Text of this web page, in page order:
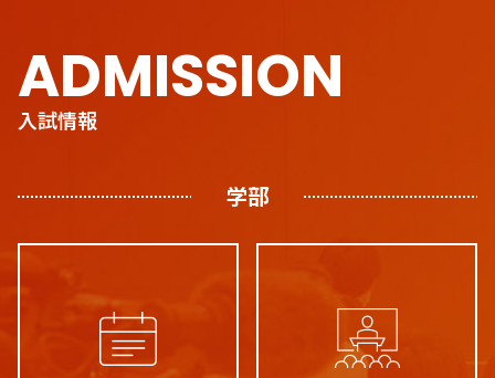
ADMISSION
入試情報
学部